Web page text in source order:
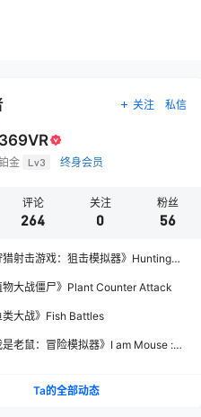
关注 私信
369VR
金 Lv3 终身会员
评论
264
关注
0
粉丝
56
猎射击游戏：狙击模拟器》Hunting
物大战僵尸》Plant Counter Attack
类大战》Fish Battles
是老鼠：冒险模拟器》I am Mouse :
Ta的全部动态